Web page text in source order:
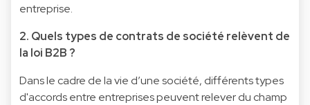
entreprise.
2. Quels types de contrats de société relèvent de
la loi B2B ?
Dans le cadre de la vie d’une société, différents types
d'accords entre entreprises peuvent relever du champ